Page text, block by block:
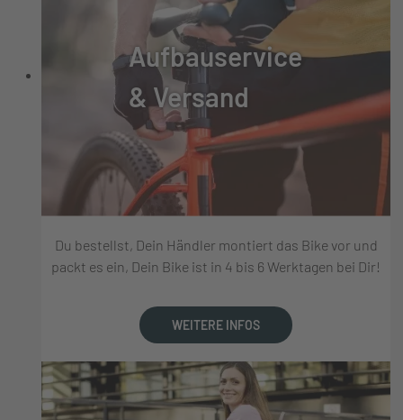
Aufbauservice
& Versand
Du bestellst, Dein Händler montiert das Bike vor und
packt es ein, Dein Bike ist in 4 bis 6 Werktagen bei Dir!
WEITERE INFOS